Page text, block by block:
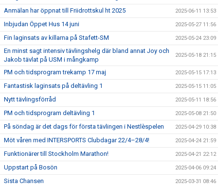
Anmälan har öppnat till Friidrottskul ht 2025 2025-06-11 13:53
Inbjudan Öppet Hus 14 juni 2025-05-27 11:56
Fin laginsats av killarna på Stafett-SM 2025-05-24 23:09
En minst sagt intensiv tävlingshelg där bland annat Joy och
Jakob tävlat på USM i mångkamp
2025-05-18 21:15
PM och tidsprogram trekamp 17 maj 2025-05-15 17:13
Fantastisk laginsats på deltävling 1 2025-05-15 11:05
Nytt tävlingsförråd 2025-05-11 18:56
PM och tidsprogram deltävling 1 2025-05-08 21:50
På söndag är det dags för första tävlingen i Nestlèspelen 2025-04-29 10:38
Möt våren med INTERSPORTS Clubdagar 22/4–28/4! 2025-04-24 21:59
Funktionärer till Stockholm Marathon! 2025-04-21 22:12
Uppstart på Bosön 2025-04-06 09:24
Sista Chansen 2025-03-31 08:46